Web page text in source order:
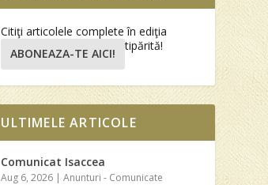
Citiţi articolele complete în ediţia
tipărită!
ABONEAZA-TE AICI!
ULTIMELE ARTICOLE
Comunicat Isaccea
Aug 6, 2026 |Anunturi - Comunicate